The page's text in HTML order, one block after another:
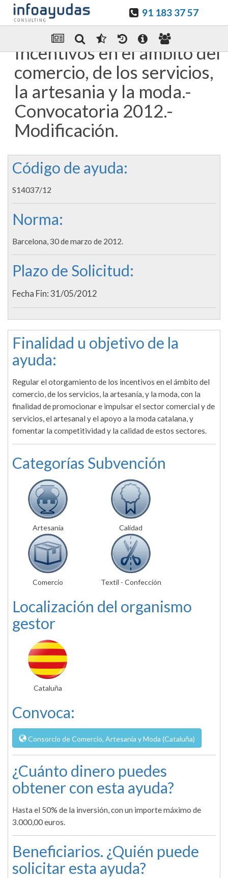
91 183 37 57
Enviar Por email
Incentivos en el ambito del
comercio, de los servicios,
la artesania y la moda.-
Convocatoria 2012.-
Modificación.
Código de ayuda:
S14037/12
Norma:
Barcelona, 30 de marzo de 2012.
Plazo de Solicitud:
Fecha Fin: 31/05/2012
Finalidad u objetivo de la
ayuda:
Regular el otorgamiento de los incentivos en el ámbito del
comercio, de los servicios, la artesanía, y la moda, con la
finalidad de promocionar e impulsar el sector comercial y de
servicios, el artesanal y el apoyo a la moda catalana, y
fomentar la competitividad y la calidad de estos sectores.
Categorías Subvención
Artesanía Calidad
Comercio Textil - Confección
Localización del organismo
gestor
Cataluña
Convoca:
Consorcio de Comercio, Artesanía y Moda (Cataluña)
¿Cuánto dinero puedes
obtener con esta ayuda?
Hasta el 50% de la inversión, con un importe máximo de
3.000,00 euros.
Beneficiarios. ¿Quién puede
solicitar esta ayuda?